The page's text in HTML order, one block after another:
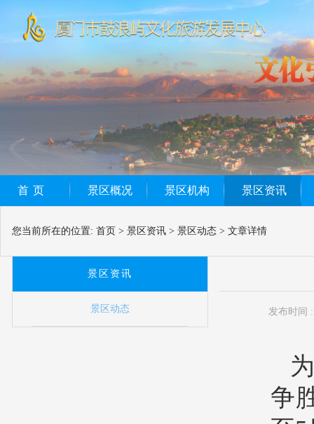
首页 景区概况 景区机构 景区资讯
您当前所在的位置: 首页 > 景区资讯 > 景区动态 > 文章详情
景区资讯
景区动态 发布时间 :
争